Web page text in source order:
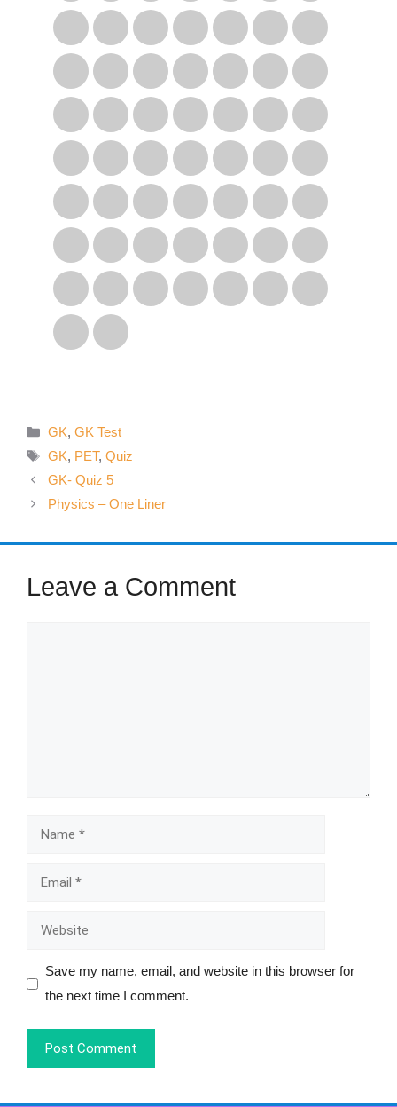
GK, GK Test
GK, PET, Quiz
GK- Quiz 5
Physics – One Liner
Leave a Comment
Save my name, email, and website in this browser for
the next time I comment.